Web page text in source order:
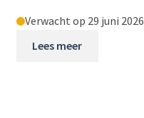
Verwacht op 29 juni 2026
Lees meer